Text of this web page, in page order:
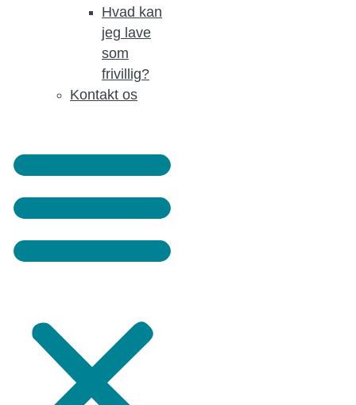
Hvad kan
jeg lave
som
frivillig?
Kontakt os